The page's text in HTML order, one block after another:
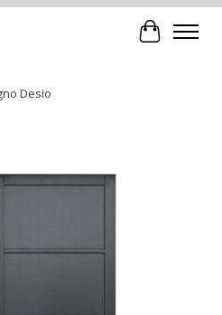
Desio
slideshow Items